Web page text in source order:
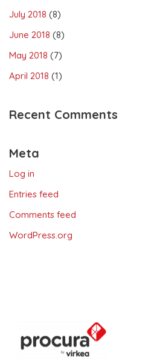
July 2018 (8)
June 2018 (8)
May 2018 (7)
April 2018 (1)
Recent Comments
Meta
Log in
Entries feed
Comments feed
WordPress.org